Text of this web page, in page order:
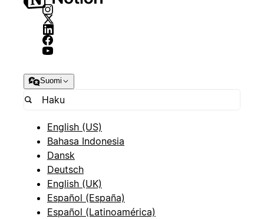
Suomi
English (US)
Bahasa Indonesia
Dansk
Deutsch
English (UK)
Español (España)
Español (Latinoamérica)